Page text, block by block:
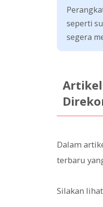
seperti
segera
Artikel
Dalam
terbaru
Silakan